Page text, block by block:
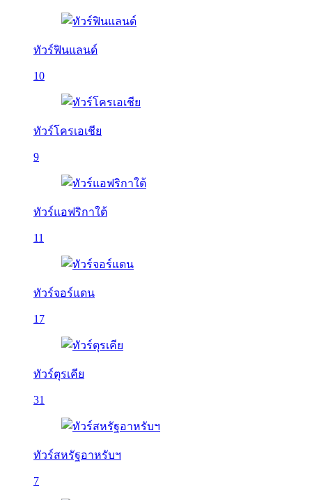
ทัวร์ฟินแลนด์
10
ทัวร์โครเอเชีย
9
ทัวร์แอฟริกาใต้
11
ทัวร์จอร์แดน
17
ทัวร์ตุรเคีย
31
ทัวร์สหรัฐอาหรับฯ
7